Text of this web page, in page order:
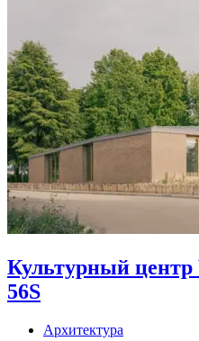
Культурный центр
56S
Архитектура